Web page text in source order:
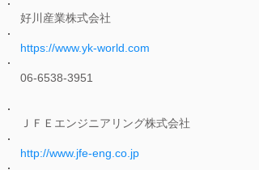
06-6538-3951
好川産業株式会社
https://www.yk-world.com
ＪＦＥエンジニアリング株式会社
http://www.jfe-eng.co.jp